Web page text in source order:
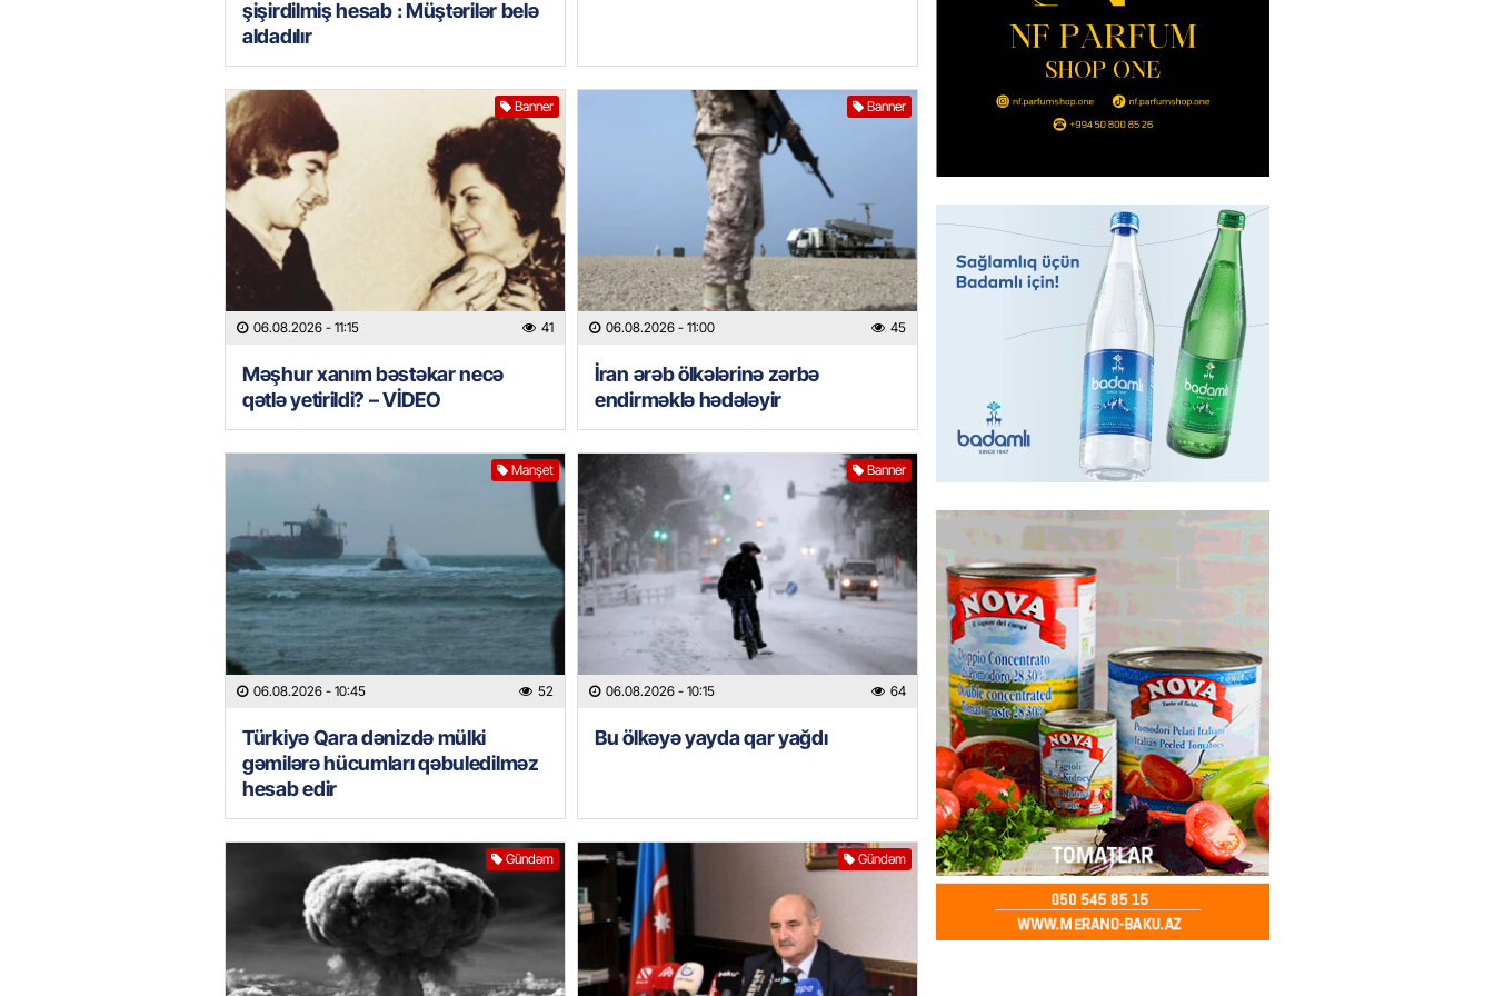
şişirdilmiş hesab : Müştərilər belə
aldadılır
Banner
06.08.2026 - 11:15 41
Məşhur xanım bəstəkar necə
qətlə yetirildi? – VİDEO
Banner
06.08.2026 - 11:00 45
İran ərəb ölkələrinə zərbə
endirməklə hədələyir
Manşet
06.08.2026 - 10:45 52
Türkiyə Qara dənizdə mülki
gəmilərə hücumları qəbuledilməz
hesab edir
Banner
06.08.2026 - 10:15 64
Bu ölkəyə yayda qar yağdı
Gündəm Gündəm
nazirləri görüşəcək
05.08.2026- 16:00
Paşinyan ondan narazıdır
Qəbiristanlıqda İNSİDENT: mollanı
söydü, həbs olundu
93
Ukraynadan İDDİA: Şimali Koreya
Rusiyada 120 ballistik raket yerləşdirib
05.08.2026- 15:15 93
MƏDƏNIYYƏT
Azərbaycanlı musiqi terapevti
Türkiyədə unudulmaz sənət gecəsinə
imza atdı – FOTO
05.08.2026- 15:00 118
BANNER
Hikmət Hacıyev: Azərbaycan ərazisini
qonşulara qarşı istifadəyə imkan
verməz
05.08.2026- 14:45 88
REKLAM
Biləcəridə mənzil almaq istəyənlər
üçün hansı imkanları var?
- 14:30
BANNER